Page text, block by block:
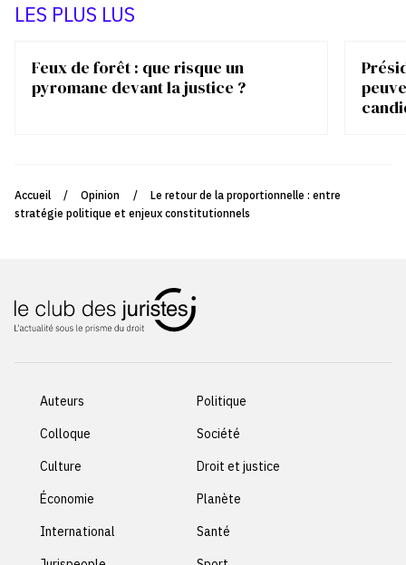
LES PLUS LUS
Feux de forêt : que risque un
pyromane devant la justice ?
Accueil / Opinion /
Le retour de la proportionnelle : entre
stratégie politique et enjeux constitutionnels
Auteurs
Colloque
Culture
Économie
International
Politique
Société
Droit et justice
Planète
Santé